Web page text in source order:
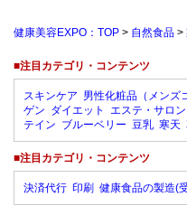
健康美容EXPO：TOP > 自然食品 >
■注目カテゴリ・コンテンツ
スキンケア 男性化粧品（メンズ
ゲン ダイエット エステ・サロ
テイン ブルーベリー 豆乳 寒天
■注目カテゴリ・コンテンツ
決済代行 印刷 健康食品の製造(